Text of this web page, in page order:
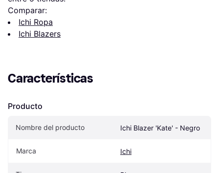
Comparar:
Ichi Ropa
Ichi Blazers
Características
Producto
Nombre del producto Ichi Blazer 'Kate' - Negro
Marca Ichi